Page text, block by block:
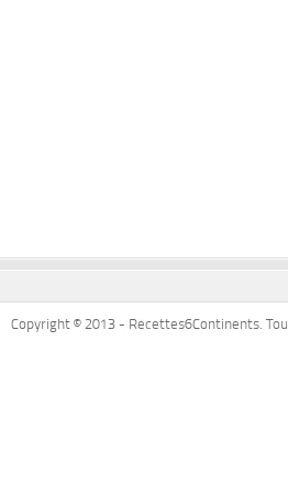
Copyright © 2013 - Recettes6Continents.